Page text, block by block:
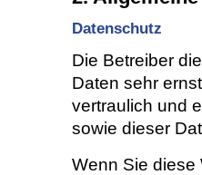
Datenschutz
Die Betreiber
Daten sehr
vertraulich und
sowie dieser
Wenn Sie diese